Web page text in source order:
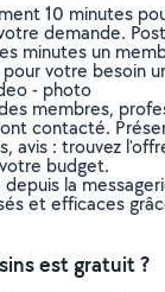
10 minutes
demande.
minutes un
votre besoin
- photo
membres,
contacté.
avis : trouvez
budget.
la
et efficaces
est gratuit ?